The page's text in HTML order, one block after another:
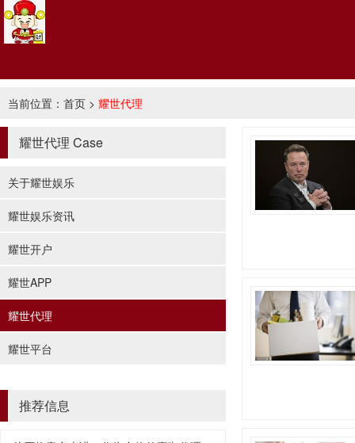
当前位置： 首页 > 耀世代理
耀世代理 Case
关于耀世娱乐
耀世娱乐资讯
耀世开户
耀世APP
耀世代理
耀世平台
推荐信息